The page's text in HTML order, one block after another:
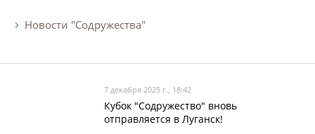
Новости "Содружества"
7 декабря 2025 г., 18:42
Кубок "Содружество" вновь
отправляется в Луганск!